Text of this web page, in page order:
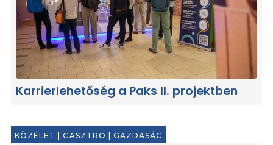
Karrierlehetőség a Paks II. projektben
KÖZÉLET | GASZTRO | GAZDASÁG